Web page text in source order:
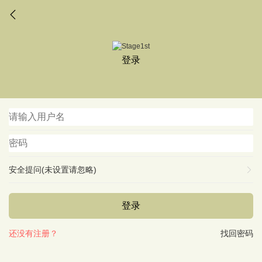
登录
安全提问(未设置请忽略)
登录
找回密码
还没有注册？